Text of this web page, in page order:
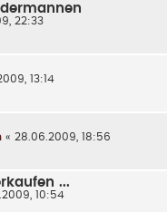
22:33
13:14
« 28.06.2009, 18:56
...
10:54